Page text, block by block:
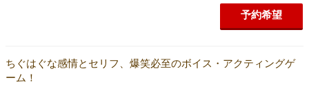
予約希望
ちぐはぐな感情とセリフ、爆笑必至のボイス・アクティングゲ
ーム！